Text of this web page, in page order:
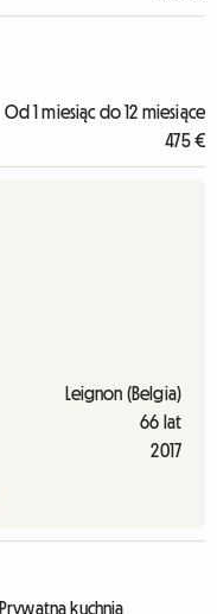
Od 1 miesiąc do 12 miesiące
475 €
Leignon (Belgia)
66 lat
2017
Prywatna kuchnia